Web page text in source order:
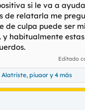
si le va a
de relatarla me
de culpa puede ser
y habitualmente
Editado
Alatriste, piuaor y 4 más